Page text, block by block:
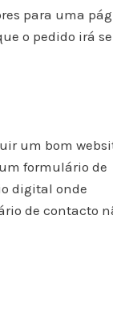
para uma
o pedido irá
um bom
formulário de
digital onde
de contacto